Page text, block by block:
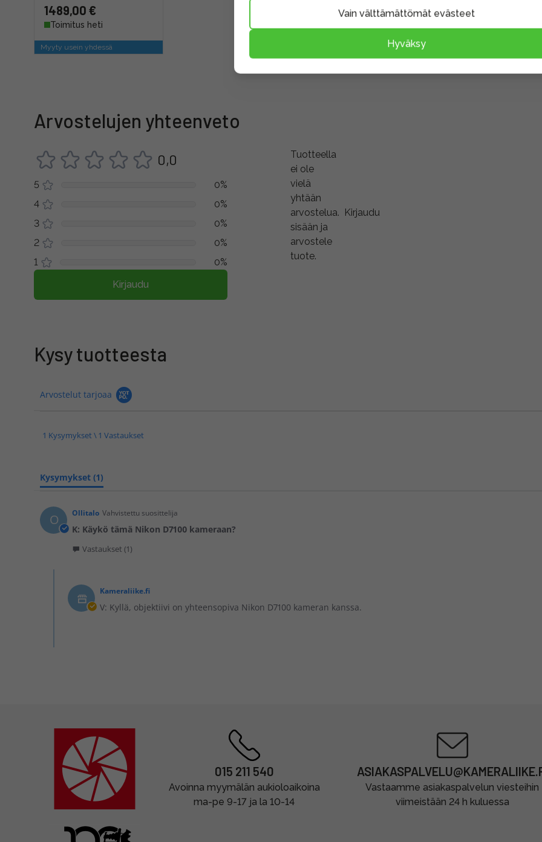
1489,00 €
Toimitus heti
Myyty usein yhdessä
Arvostelujen yhteenveto
0,0
5
0%
4
0%
3
0%
2
0%
1
0%
Kirjaudu
Tuotteella
ei ole
vielä
yhtään
arvostelua. Kirjaudu
sisään ja
arvostele
tuote.
Kysy tuotteesta
Arvostelut tarjoaa
1 Kysymykset \ 1 Vastaukset
Kysymykset (1)
O Ollitalo Vahvistettu suosittelija
K: Käykö tämä Nikon D7100 kameraan?
Vastaukset (1)
Kameraliike.fi
V: Kyllä, objektiivi on yhteensopiva Nikon D7100 kameran kanssa.
015 211 540
Avoinna myymälän aukioloaikoina
ma-pe 9-17 ja la 10-14
Vastaamme asiakaspalvelun viesteihin
viimeistään 24 h kuluessa
Vain välttämättömät evästeet
Hyväksy